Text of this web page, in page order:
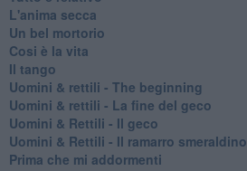
L'anima secca
Un bel mortorio
Cosi è la vita
Il tango
​Uomini & rettili - The beginning
​Uomini & rettili - La fine del geco
Uomini & Rettili - Il geco
Uomini & Rettili - Il ramarro smeraldino
Prima che mi addormenti